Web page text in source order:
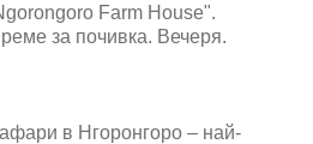
Farm House".
за почивка. Вечеря.
в Нгоронгоро – най-